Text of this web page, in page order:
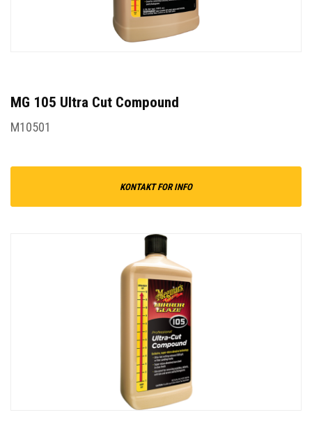
MG 105 Ultra Cut Compound
M10501
KONTAKT FOR INFO